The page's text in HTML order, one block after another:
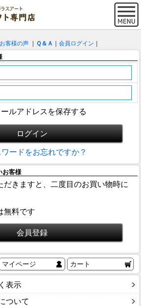
お客様の声 Ｑ＆Ａ 会員ログイン
ールアドレスを保存する
ードをお忘れですか？
お客様
だきますと、二度目のお買い物時に
無料です
マイページ カート
表示
ついて